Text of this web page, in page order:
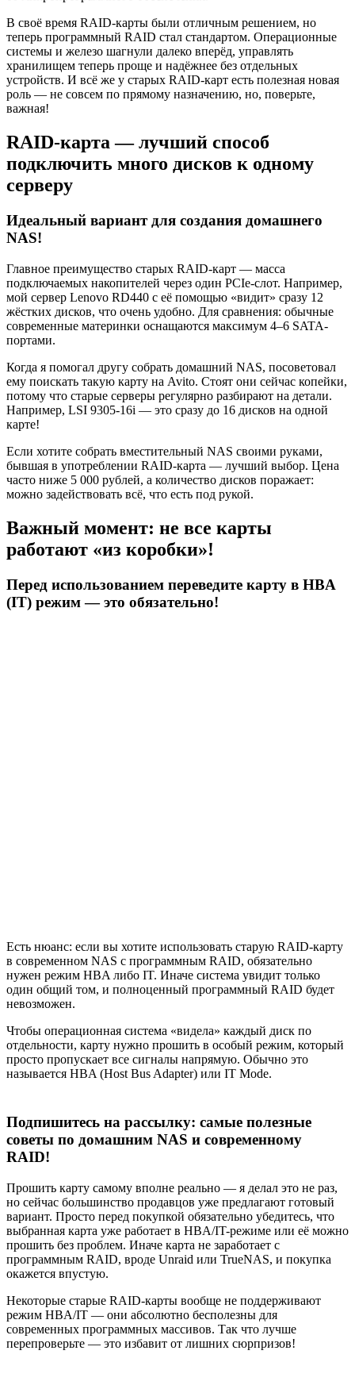
В своё время RAID-карты были отличным решением, но
теперь программный RAID стал стандартом. Операционные
системы и железо шагнули далеко вперёд, управлять
хранилищем теперь проще и надёжнее без отдельных
устройств. И всё же у старых RAID-карт есть полезная новая
роль — не совсем по прямому назначению, но, поверьте,
важная!
RAID-карта — лучший способ
подключить много дисков к одному
серверу
Идеальный вариант для создания домашнего
NAS!
Главное преимущество старых RAID-карт — масса
подключаемых накопителей через один PCIe-слот. Например,
мой сервер Lenovo RD440 с её помощью «видит» сразу 12
жёстких дисков, что очень удобно. Для сравнения: обычные
современные материнки оснащаются максимум 4–6 SATA-
портами.
Когда я помогал другу собрать домашний NAS, посоветовал
ему поискать такую карту на Avito. Стоят они сейчас копейки,
потому что старые серверы регулярно разбирают на детали.
Например, LSI 9305-16i — это сразу до 16 дисков на одной
карте!
Если хотите собрать вместительный NAS своими руками,
бывшая в употреблении RAID-карта — лучший выбор. Цена
часто ниже 5 000 рублей, а количество дисков поражает:
можно задействовать всё, что есть под рукой.
Важный момент: не все карты
работают «из коробки»!
Перед использованием переведите карту в HBA
(IT) режим — это обязательно!
Есть нюанс: если вы хотите использовать старую RAID-карту
в современном NAS c программным RAID, обязательно
нужен режим HBA либо IT. Иначе система увидит только
один общий том, и полноценный программный RAID будет
невозможен.
Чтобы операционная система «видела» каждый диск по
отдельности, карту нужно прошить в особый режим, который
просто пропускает все сигналы напрямую. Обычно это
называется HBA (Host Bus Adapter) или IT Mode.
Подпишитесь на рассылку: самые полезные
советы по домашним NAS и современному
RAID!
Прошить карту самому вполне реально — я делал это не раз,
но сейчас большинство продавцов уже предлагают готовый
вариант. Просто перед покупкой обязательно убедитесь, что
выбранная карта уже работает в HBA/IT-режиме или её можно
прошить без проблем. Иначе карта не заработает с
программным RAID, вроде Unraid или TrueNAS, и покупка
окажется впустую.
Некоторые старые RAID-карты вообще не поддерживают
режим HBA/IT — они абсолютно бесполезны для
современных программных массивов. Так что лучше
перепроверьте — это избавит от лишних сюрпризов!